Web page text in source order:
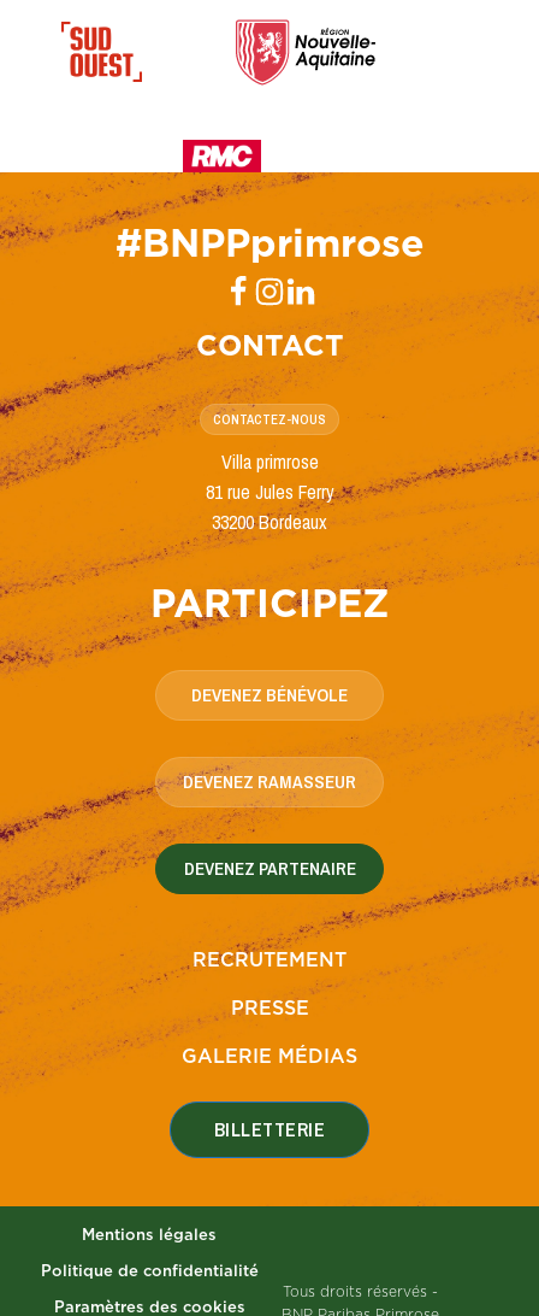
#BNPPprimrose
CONTACT
CONTACTEZ-NOUS
Villa primrose
81 rue Jules Ferry
33200 Bordeaux
PARTICIPEZ
DEVENEZ BÉNÉVOLE
DEVENEZ RAMASSEUR
DEVENEZ PARTENAIRE
RECRUTEMENT
PRESSE
GALERIE MÉDIAS
BILLETTERIE
Mentions légales
Politique de confidentialité
Paramètres des cookies
Tous droits réservés -